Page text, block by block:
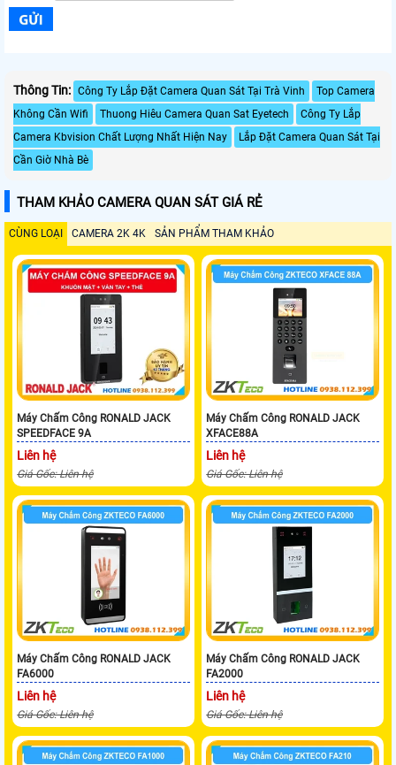
Thông Tin: Công Ty Lắp Đặt Camera Quan Sát Tại Trà Vinh
Top Camera
Không Cần Wifi
Thuong Hiêu Camera Quan Sat Eyetech
Công Ty Lắp
Camera Kbvision Chất Lượng Nhất Hiện Nay
Lắp Đặt Camera Quan Sát Tại
Cần Giờ Nhà Bè
THAM KHẢO CAMERA QUAN SÁT GIÁ RẺ
CÙNG LOẠI CAMERA 2K 4K SẢN PHẨM THAM KHẢO
Máy Chấm Công RONALD JACK
SPEEDFACE 9A
Liên hệ
Giá Gốc: Liên hệ
Máy Chấm Công RONALD JACK
XFACE88A
Liên hệ
Giá Gốc: Liên hệ
Máy Chấm Công RONALD JACK
FA6000
Liên hệ
Giá Gốc: Liên hệ
Máy Chấm Công RONALD JACK
FA2000
Liên hệ
Giá Gốc: Liên hệ